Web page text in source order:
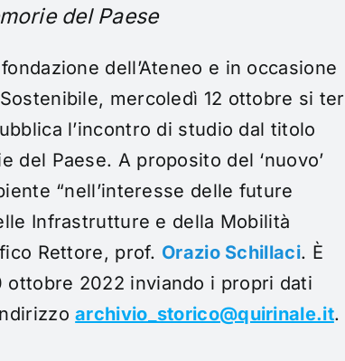
del Paese
dell’Ateneo e in occasione
mercoledì 12 ottobre si
l’incontro di studio dal titolo
Paese. A proposito del ‘nuovo’
“nell’interesse delle future
Infrastrutture e della Mobilità
Rettore, prof. Orazio Schillaci. È
ottobre 2022 inviando i propri dati
archivio_storico@quirinale.it.